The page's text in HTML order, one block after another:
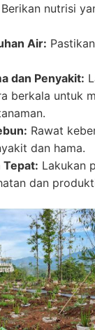
Berikan nutrisi
Air:
dan Penyakit:
berkala untuk
Rawat
dan hama.
Tepat: Lakukan
dan